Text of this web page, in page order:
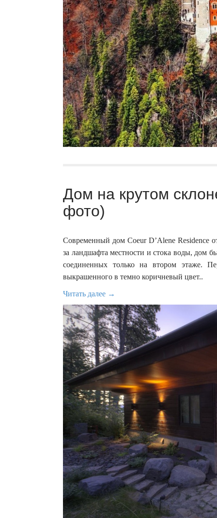
Дом на крутом
фото)
Современный дом Coeur D’Alene
за ландшафта местности и стока воды, дом
соединенных только на втором этаже.
выкрашенного в темно коричневый цвет..
Читать далее →